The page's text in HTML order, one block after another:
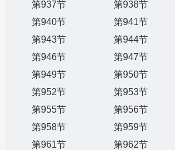
第937节 第938节
第940节
第941节
第943节
第944节
第946节
第947节
第949节
第950节
第952节
第953节
第955节
第956节
第958节
第959节
第961节
第962节